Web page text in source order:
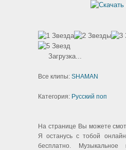
Загрузка...
Все клипы: SHAMAN
Категория: Русский поп
На странице Вы можете
Я останусь с тобой
бесплатно.